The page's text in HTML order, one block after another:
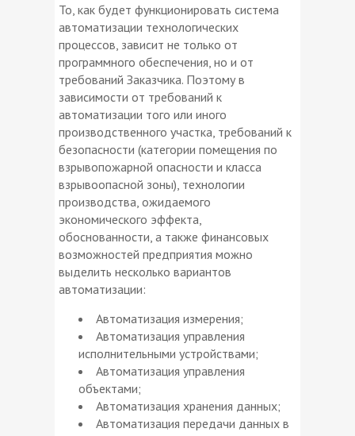
То, как будет функционировать система
автоматизации технологических
процессов, зависит не только от
программного обеспечения, но и от
требований Заказчика. Поэтому в
зависимости от требований к
автоматизации того или иного
производственного участка, требований к
безопасности (категории помещения по
взрывопожарной опасности и класса
взрывоопасной зоны), технологии
производства, ожидаемого
экономического эффекта,
обоснованности, а также финансовых
возможностей предприятия можно
выделить несколько вариантов
автоматизации:
Автоматизация измерения;
Автоматизация управления
исполнительными устройствами;
Автоматизация управления
объектами;
Автоматизация хранения данных;
Автоматизация передачи данных в